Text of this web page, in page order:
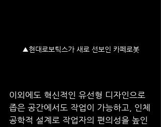
▲현대로보틱스가 새로 선보인 카페로봇
이외에도 혁신적인 유선형 디자인으로
좁은 공간에서도 작업이 가능하고, 인체
공학적 설계로 작업자의 편의성을 높인